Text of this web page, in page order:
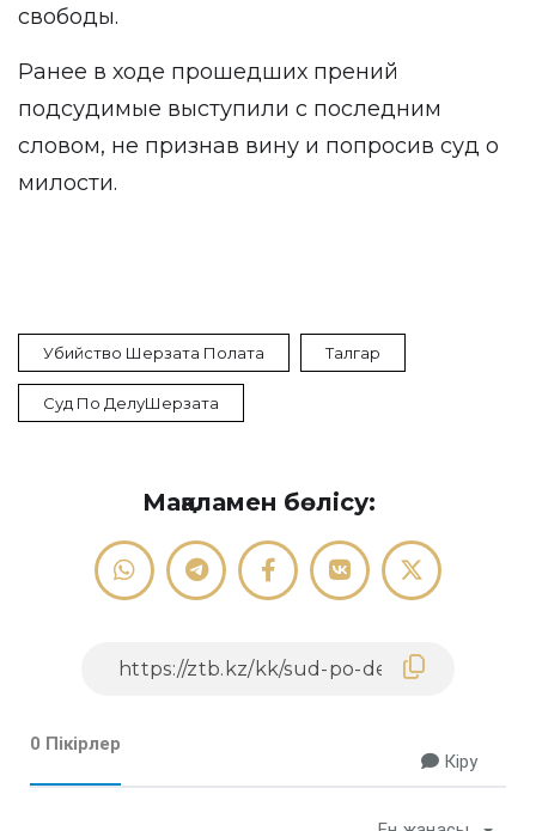
свободы.
Ранее в ходе прошедших прений
подсудимые выступили с последним
словом, не признав вину и попросив суд о
милости.
Убийство Шерзата Полата Талгар
Суд По ДелуШерзата
Мақаламен бөлісу:
0 Пікірлер
Кіру